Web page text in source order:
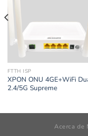
FTTH ISP
XPON ONU 4GE+WiFi
2.4/5G Supreme
Acerca de